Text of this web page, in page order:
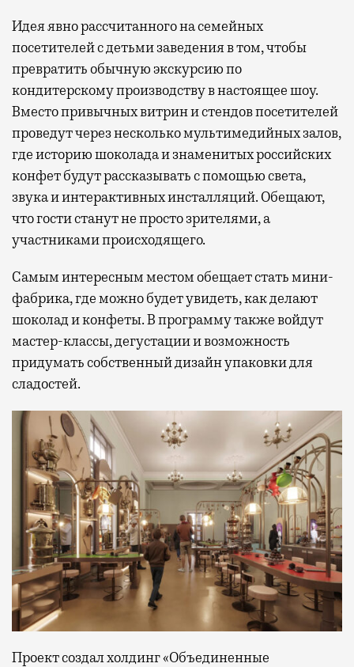
Идея явно рассчитанного на семейных
посетителей с детьми заведения в том, чтобы
превратить обычную экскурсию по
кондитерскому производству в настоящее шоу.
Вместо привычных витрин и стендов посетителей
проведут через несколько мультимедийных залов,
где историю шоколада и знаменитых российских
конфет будут рассказывать с помощью света,
звука и интерактивных инсталляций. Обещают,
что гости станут не просто зрителями, а
участниками происходящего.
Самым интересным местом обещает стать мини-
фабрика, где можно будет увидеть, как делают
шоколад и конфеты. В программу также войдут
мастер-классы, дегустации и возможность
придумать собственный дизайн упаковки для
сладостей.
Проект создал холдинг «Объединенные